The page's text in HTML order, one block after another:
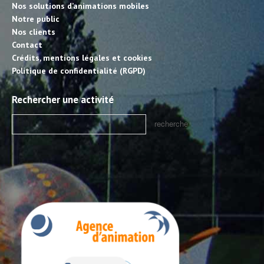
Nos solutions d’animations mobiles
Notre public
Nos clients
Contact
Crédits, mentions légales et cookies
Politique de confidentialité (RGPD)
Rechercher une activité